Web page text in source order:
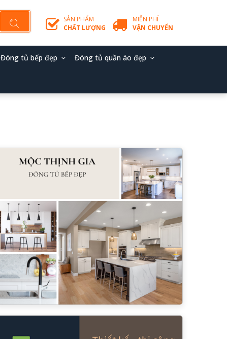
SẢN PHẨM
CHẤT LƯỢNG
MIỄN PHÍ
VẬN CHUYỂN
Đóng tủ bếp đẹp Đóng tủ quần áo đẹp